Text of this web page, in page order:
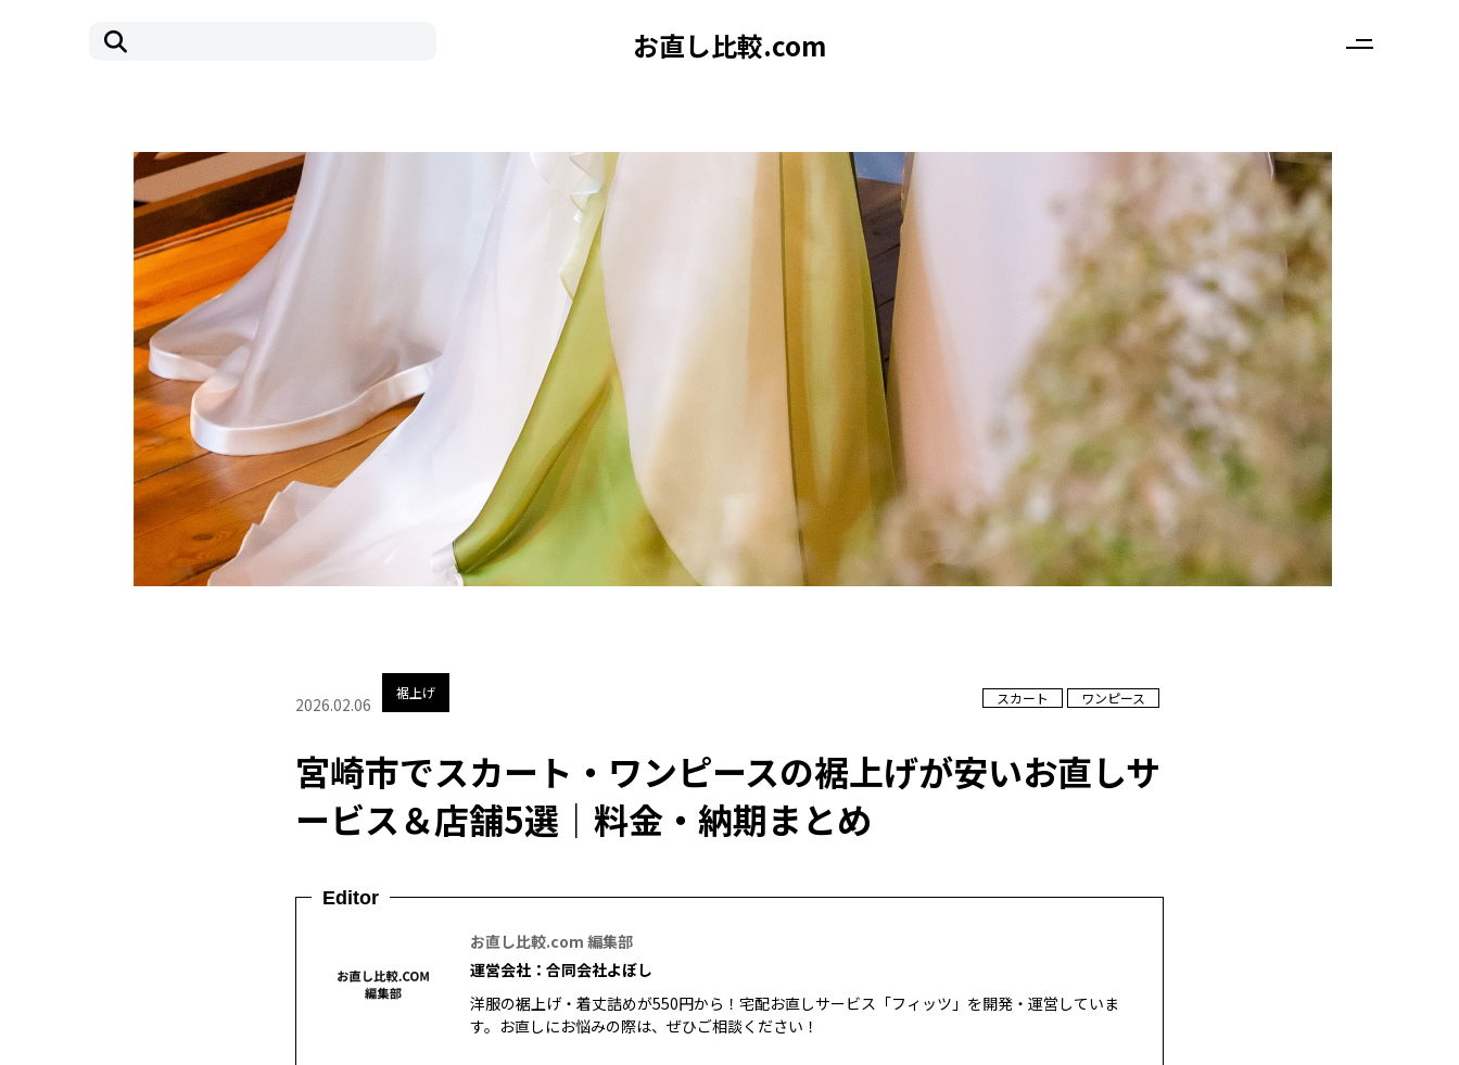
お直し比較.com
2026.02.06
裾上げ スカート ワンピース
宮崎市でスカート・ワンピースの裾上げが安いお直しサ
ービス＆店舗5選｜料金・納期まとめ
Editor
お直し比較.com 編集部
運営会社：合同会社よぼし
洋服の裾上げ・着丈詰めが550円から！宅配お直しサービス「フィッツ」を開発・運営していま
す。お直しにお悩みの際は、ぜひご相談ください！